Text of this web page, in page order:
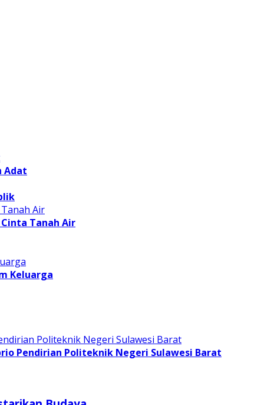
Adat
Tanah Air
Keluarga
Pendirian Politeknik Negeri Sulawesi Barat